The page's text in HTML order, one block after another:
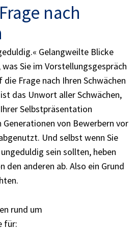
nach
Gelangweilte Blicke
Sie im Vorstellungsgespräch
Frage nach Ihren Schwächen
das Unwort aller Schwächen,
Selbstpräsentation
von Bewerbern vor
Und selbst wenn Sie
sein sollten, heben
den anderen ab. Also ein Grund
rund um
für: